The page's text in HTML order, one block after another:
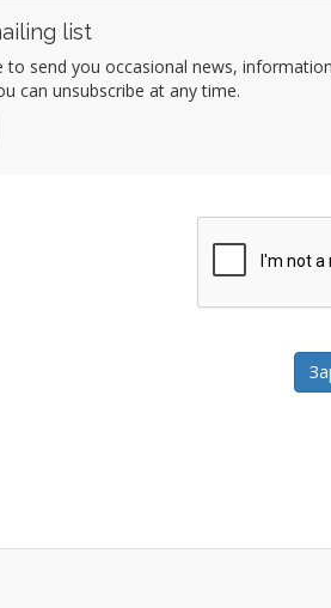
list
to send you occasional news,
can unsubscribe at any time.